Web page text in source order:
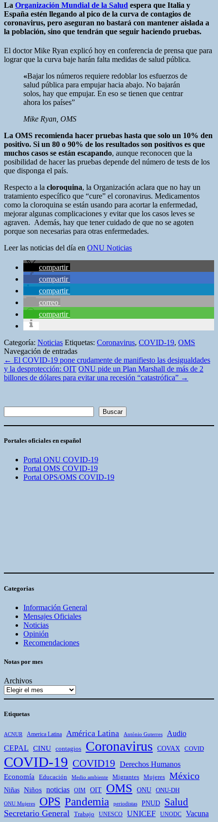
La Organización Mundial de la Salud espera que Italia y
España estén llegando al pico de la curva de contagios de
coronavirus, pero aseguran no bastará con mantener aislada a
la población, sino que tendrán que seguir haciendo pruebas.
El doctor Mike Ryan explicó hoy en conferencia de prensa que para
lograr que la curva baje harán falta medidas de salud pública.
«Bajar los números requiere redoblar los esfuerzos de
salud pública para empujar hacia abajo. No bajarán
solos, hay que empujar. En eso se tienen que centrar
ahora los países”
Mike Ryan, OMS
La OMS recomienda hacer pruebas hasta que solo un 10% den
positivo. Si un 80 o 90% de los resultados son positivos es que
muchos casos se están escapando, aunque reconocen que la
posibilidad de hacer las pruebas depende del número de tests de los
que disponga el país.
Respecto a la cloroquina, la Organización aclara que no hay un
tratamiento específico que “cure” el coronavirus. Medicamentos
como la cloroquina se están usando para acortar la enfermedad,
mejorar algunas complicaciones y evitar que los casos leves se
agraven. Además, hay que tener cuidado de que no se agoten
porque son necesarias para otras enfermedades.
Leer las noticias del día en ONU Noticias
compartir
compartir
compartir
correo
compartir
Categoría: Noticias Etiquetas: Coronavirus, COVID-19, OMS
Navegación de entradas
← El COVID-19 pone crudamente de manifiesto las desigualdades
y la desprotección: OIT ONU pide un Plan Marshall de más de 2
billones de dólares para evitar una recesión “catastrófica” →
Buscar
Portales oficiales en español
Portal ONU COVID-19
Portal OMS COVID-19
Portal OPS/OMS COVID-19
Categorias
Información General
Mensajes Oficiales
Noticias
Opinión
Recomendaciones
Notas por mes
Archivos
Etiquetas
ACNUR America Latina América Latina António Guterres
Audio
CEPAL
CINU contagios Coronavirus COVAX COVID
COVID-19 COVID19 Derechos Humanos
Economía Educación Medio ambiente Migrantes Mujeres México
Niñas Niños noticias OIM OIT OMS ONU ONU-DH
ONU Mujeres OPS Pandemia periodistas PNUD Salud
Secretario General Trabajo UNESCO UNICEF UNODC Vacuna